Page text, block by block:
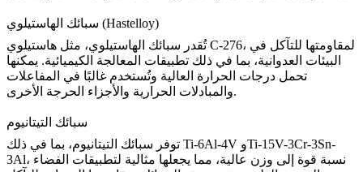
سبائك الهاستيلوي (Hastelloy)
تُقدر سبائك الهاستيلوي، مثل هاستيلوي C-276، لمقاومتها للتآكل في
البيئات العدوانية، بما في ذلك تطبيقات المعالجة الكيميائية. يمكنها
تحمل درجات الحرارة العالية وتُستخدم غالبًا في المفاعلات
والمبادلات الحرارية والأجزاء الحرجة الأخرى.
سبائك التيتانيوم
توفر سبائك التيتانيوم Ti-6Al-4V وTi-15V-3Cr-3Sn-
3Al، نسبة قوة إلى وزن عالية، مما يجعلها مثالية لتطبيقات الفضاء